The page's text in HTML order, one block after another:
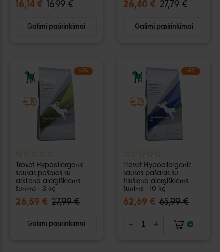
16,14 € 16,99 €
Galimi pasirinkimai
26,40 € 27,79 €
Galimi pasirinkimai
−5%
Trovet Hypoallergenic
sausas pašaras su
arkliena alergiškiems
šunims - 3 kg
26,59 € 27,99 €
Galimi pasirinkimai
−5%
Trovet Hypoallergenic
sausas pašaras su
triušiena alergiškiems
šunims - 10 kg
62,69 € 65,99 €